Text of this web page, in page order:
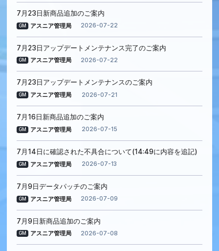
7月23日新商品追加のご案内
GM アスニア管理局 2026-07-22
7月23日アップデートメンテナンス完了のご案内
GM アスニア管理局 2026-07-22
7月23日アップデートメンテナンスのご案内
GM アスニア管理局 2026-07-21
7月16日新商品追加のご案内
GM アスニア管理局 2026-07-15
7月14日に確認された不具合について(14:49に内容を追記)
GM アスニア管理局 2026-07-13
7月9日データパッチのご案内
GM アスニア管理局 2026-07-09
7月9日新商品追加のご案内
GM アスニア管理局 2026-07-08